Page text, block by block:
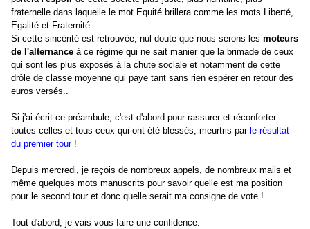
fraternelle dans laquelle le mot Equité brillera comme les mots Liberté,
Egalité et Fraternité.
Si cette sincérité est retrouvée, nul doute que nous serons les moteurs
de l'alternance à ce régime qui ne sait manier que la brimade de ceux
qui sont les plus exposés à la chute sociale et notamment de cette
drôle de classe moyenne qui paye tant sans rien espérer en retour des
euros versés..
Si j'ai écrit ce préambule, c'est d'abord pour rassurer et réconforter
toutes celles et tous ceux qui ont été blessés, meurtris par le résultat
du premier tour!
Depuis mercredi, je reçois de nombreux appels, de nombreux mails et
même quelques mots manuscrits pour savoir quelle est ma position
pour le second tour et donc quelle serait ma consigne de vote !
Tout d'abord, je vais vous faire une confidence.